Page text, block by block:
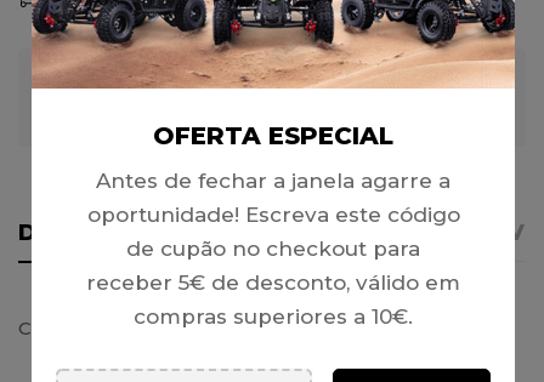
DETALHES
Camisola, WULFSPORT ® AZTEC (Vermelho)
OFERTA ESPECIAL
Antes de fechar a janela agarre a
oportunidade! Escreva este código
de cupão no checkout para
receber 5€ de desconto, válido em
compras superiores a 10€.